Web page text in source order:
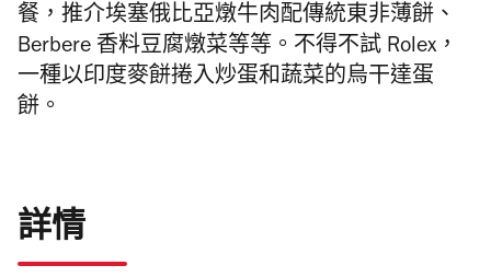
餐，推介埃塞俄比亞燉牛肉配傳統東非薄餅、
Berbere 香料豆腐燉菜等等。不得不試 Rolex，
一種以印度麥餅捲入炒蛋和蔬菜的烏干達蛋
餅。
詳情